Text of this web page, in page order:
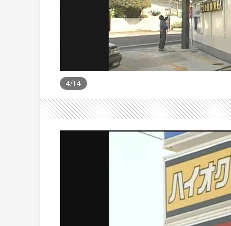
4/14